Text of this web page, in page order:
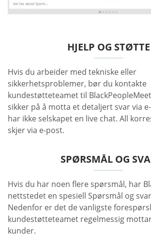
HJELP OG STØTTE
Hvis du arbeider med tekniske eller
sikkerhetsproblemer, bør du kontakte
kundestøtteteamet til
sikker på å motta et detaljert svar via
har ikke selskapet en live chat. All
skjer via e-post.
SPØRSMÅL OG
Hvis du har noen flere spørsmål, har
nettstedet en spesiell Spørsmål og
Nedenfor er det de vanligste
kundestøtteteamet regelmessig
kunder.